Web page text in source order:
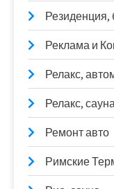
Резиденция,
Реклама и
Релакс,
Релакс,
Ремонт авто
Римские